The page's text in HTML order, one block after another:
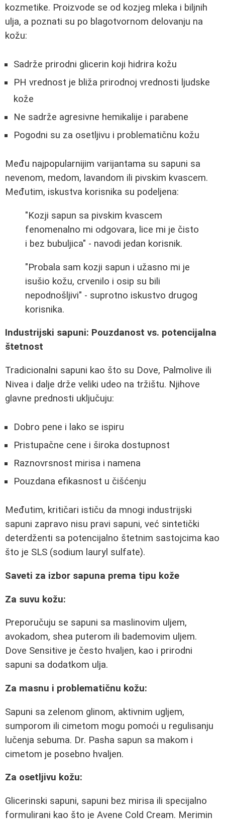
kozmetike. Proizvode se od kozjeg mleka i biljnih
ulja, a poznati su po blagotvornom delovanju na
kožu:
Sadrže prirodni glicerin koji hidrira kožu
PH vrednost je bliža prirodnoj vrednosti ljudske
kože
Ne sadrže agresivne hemikalije i parabene
Pogodni su za osetljivu i problematičnu kožu
Među najpopularnijim varijantama su sapuni sa
nevenom, medom, lavandom ili pivskim kvascem.
Međutim, iskustva korisnika su podeljena:
"Kozji sapun sa pivskim kvascem
fenomenalno mi odgovara, lice mi je čisto
i bez bubuljica" - navodi jedan korisnik.
"Probala sam kozji sapun i užasno mi je
isušio kožu, crvenilo i osip su bili
nepodnošljivi" - suprotno iskustvo drugog
korisnika.
Industrijski sapuni: Pouzdanost vs. potencijalna
štetnost
Tradicionalni sapuni kao što su Dove, Palmolive ili
Nivea i dalje drže veliki udeo na tržištu. Njihove
glavne prednosti uključuju:
Dobro pene i lako se ispiru
Pristupačne cene i široka dostupnost
Raznovrsnost mirisa i namena
Pouzdana efikasnost u čišćenju
Međutim, kritičari ističu da mnogi industrijski
sapuni zapravo nisu pravi sapuni, već sintetički
deterdženti sa potencijalno štetnim sastojcima kao
što je SLS (sodium lauryl sulfate).
Saveti za izbor sapuna prema tipu kože
Za suvu kožu:
Preporučuju se sapuni sa maslinovim uljem,
avokadom, shea puterom ili bademovim uljem.
Dove Sensitive je često hvaljen, kao i prirodni
sapuni sa dodatkom ulja.
Za masnu i problematičnu kožu:
Sapuni sa zelenom glinom, aktivnim ugljem,
sumporom ili cimetom mogu pomoći u regulisanju
lučenja sebuma. Dr. Pasha sapun sa makom i
cimetom je posebno hvaljen.
Za osetljivu kožu:
Glicerinski sapuni, sapuni bez mirisa ili specijalno
formulirani kao što je Avene Cold Cream. Merimin